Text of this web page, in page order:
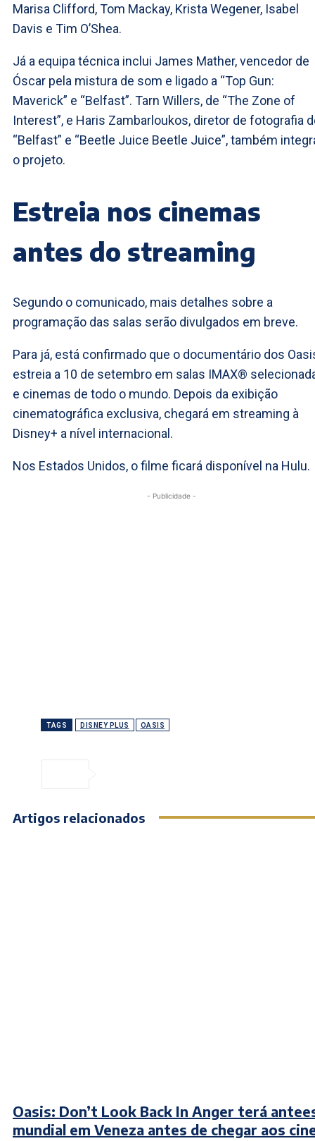
Marisa Clifford, Tom Mackay, Krista Wegener, Isabel
Davis e Tim O’Shea.
Já a equipa técnica inclui James Mather, vencedor de
Óscar pela mistura de som e ligado a “Top Gun:
Maverick” e “Belfast”. Tarn Willers, de “The Zone of
Interest”, e Haris Zambarloukos, diretor de fotografia
“Belfast” e “Beetle Juice Beetle Juice”, também
o projeto.
Estreia nos cinemas
antes do streaming
Segundo o comunicado, mais detalhes sobre a
programação das salas serão divulgados em breve.
Para já, está confirmado que o documentário dos
estreia a 10 de setembro em salas IMAX®
e cinemas de todo o mundo. Depois da exibição
cinematográfica exclusiva, chegará em streaming à
Disney+ a nível internacional.
Nos Estados Unidos, o filme ficará disponível na Hulu.
- Publicidade -
TAGS DISNEY PLUS OASIS
Artigos relacionados
Oasis: Don’t Look Back In Anger terá
mundial em Veneza antes de chegar aos